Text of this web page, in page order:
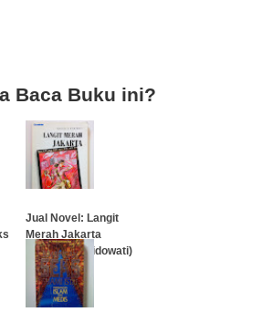
Baca Buku ini?
Jual Novel: Langit
Merah Jakarta
(Anggie D. Widowati)
…